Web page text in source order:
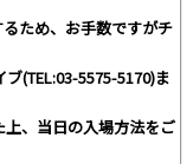
ため、お手数ですがチ
(TEL:03-5575-5170)ま
、当日の入場方法をご